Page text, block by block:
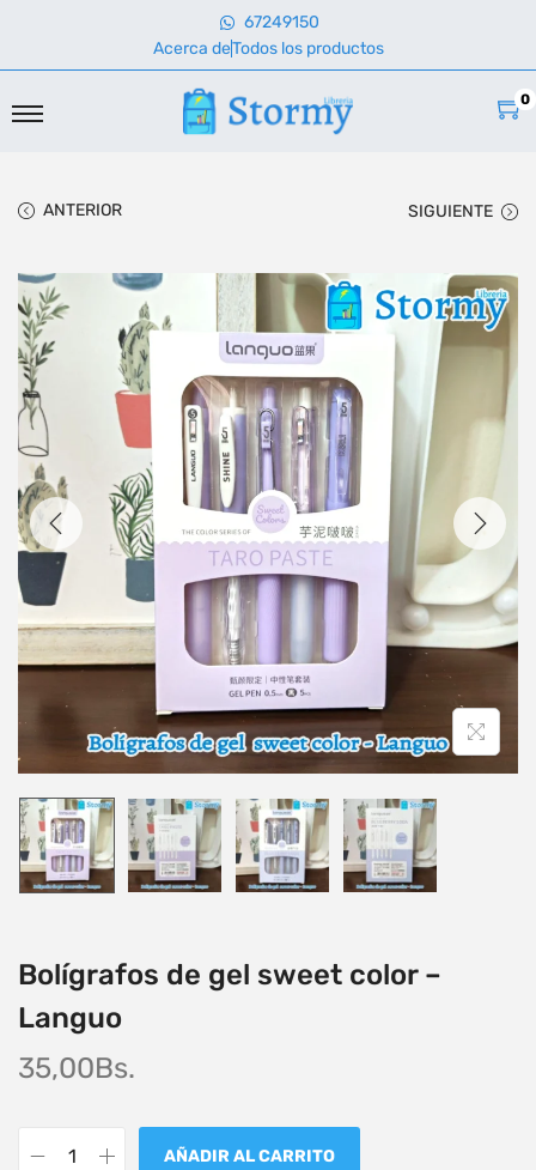
67249150
Acerca deTodos los productos
0
ANTERIOR SIGUIENTE
Bolígrafos de gel sweet color –
Languo
35,00Bs.
AÑADIR AL CARRITO